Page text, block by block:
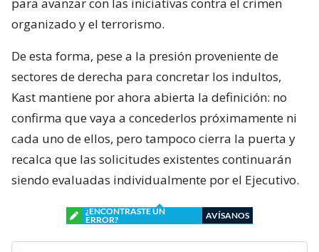
organizado y el terrorismo.
De esta forma, pese a la presión proveniente de
sectores de derecha para concretar los indultos,
Kast mantiene por ahora abierta la definición: no
confirma que vaya a concederlos próximamente ni
cada uno de ellos, pero tampoco cierra la puerta y
recalca que las solicitudes existentes continuarán
siendo evaluadas individualmente por el Ejecutivo.
¿ENCONTRASTE UN
ERROR?
AVÍSANOS